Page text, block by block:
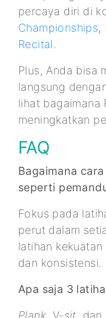
percaya diri di
Championships,
Recital.
Plus, Anda bisa
langsung
lihat bagaimana
meningkatkan
FAQ
Bagaimana
seperti
Fokus pada
perut dalam
latihan
dan konsistensi.
Apa saja 3